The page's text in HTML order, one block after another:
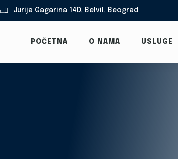
 Jurija Gagarina 14D, Belvil, Beograd
POČETNA O NAMA USLUGE